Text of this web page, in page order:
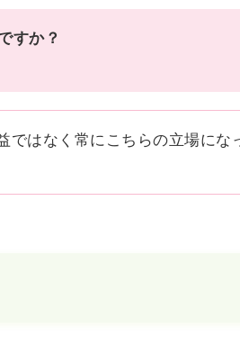
すか？
はなく常にこちらの立場に